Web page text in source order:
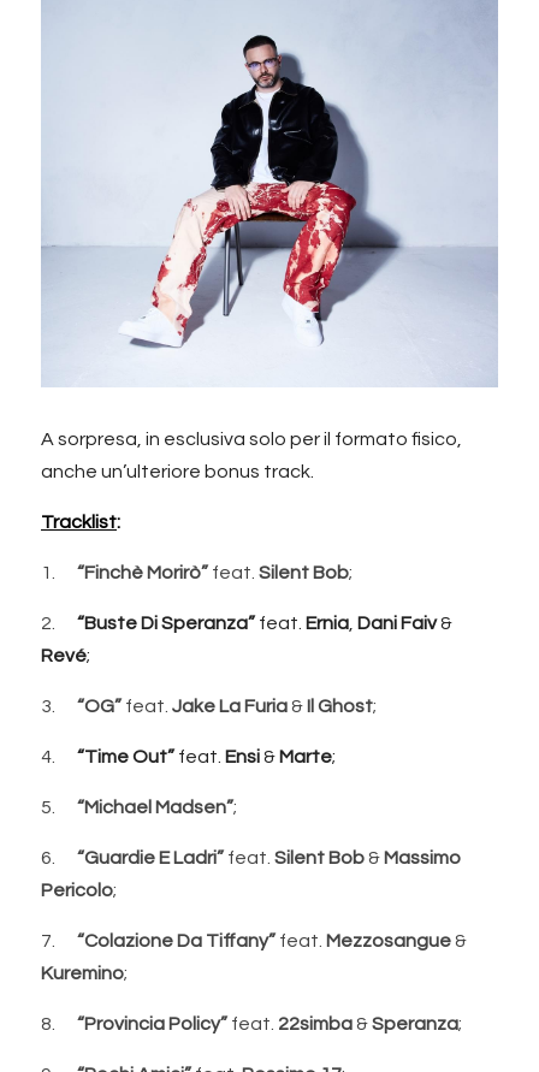
A sorpresa, in esclusiva solo per il formato fisico,
anche un’ulteriore bonus track.
Tracklist:
1. “Finchè Morirò” feat. Silent Bob;
2. “Buste Di Speranza” feat. Ernia Dani Faiv
Revé;
3. “OG” feat. Jake La Furia & Il Ghost;
4. “Time Out” feat. Ensi & Marte;
5. “Michael Madsen”;
6. “Guardie E Ladri” feat. Silent Bob & Massimo
Pericolo;
7. “Colazione Da Tiffany” feat. Mezzosangue
Kuremino;
8. “Provincia Policy” feat. 22simba & Speranza;